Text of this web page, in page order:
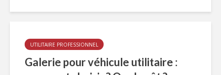
UTILITAIRE PROFESSIONNEL
Galerie pour véhicule utilitaire :